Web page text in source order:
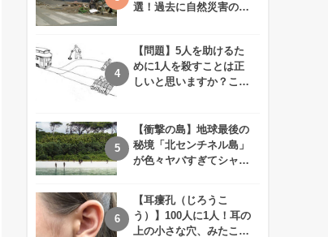
選！過去に自然災害の歴
【問題】5人を助けるた
めに1人を殺すことは正
しいと思いますか？この
【衝撃の島】地球最後の
秘境「北センチネル島」
が色々ヤバすぎてシャレ
【耳瘻孔（じろうこ
う）】100人に1人！耳の
上の小さな穴、みたこと